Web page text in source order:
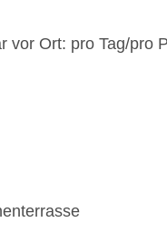
vor Ort: pro Tag/pro